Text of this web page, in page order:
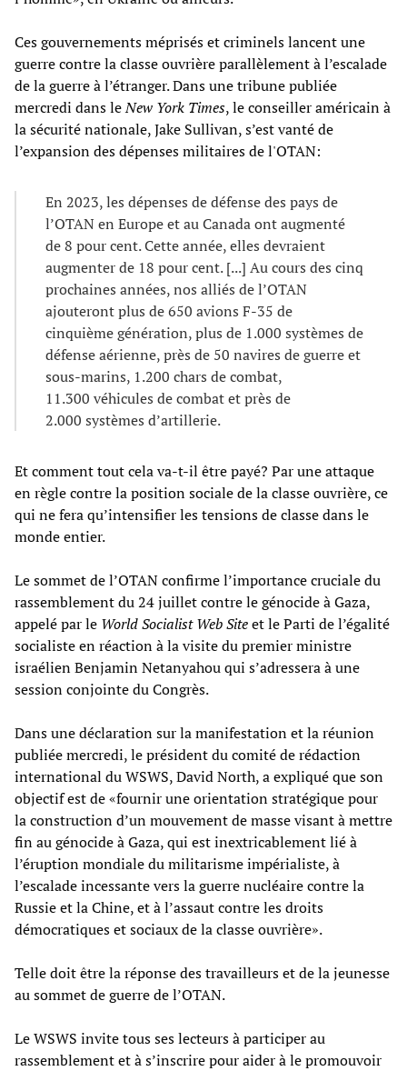
Ces gouvernements méprisés et criminels lancent une
guerre contre la classe ouvrière parallèlement à l’escalade
de la guerre à l’étranger. Dans une tribune publiée
mercredi dans leNew York Times, le conseiller américain à
la sécurité nationale, Jake Sullivan, s’est vanté de
l’expansion des dépenses militaires de l'OTAN:
En 2023, les dépenses de défense des pays de
l’OTAN en Europe et au Canada ont augmenté
de 8 pour cent. Cette année, elles devraient
augmenter de 18 pour cent. [...] Au cours des cinq
prochaines années, nos alliés de l’OTAN
ajouteront plus de 650 avions F-35 de
cinquième génération, plus de 1.000 systèmes de
défense aérienne, près de 50 navires de guerre et
sous-marins, 1.200 chars de combat,
11.300 véhicules de combat et près de
2.000 systèmes d’artillerie.
Et comment tout cela va-t-il être payé? Par une attaque
en règle contre la position sociale de la classe ouvrière, ce
qui ne fera qu’intensifier les tensions de classe dans le
monde entier.
Le sommet de l’OTAN confirme l’importance cruciale du
rassemblement du 24 juillet contre le génocide à Gaza,
appelé par le World Socialist Web Siteet le Parti de l’égalité
socialiste en réaction à la visite du premier ministre
israélien Benjamin Netanyahou qui s’adressera à une
session conjointe du Congrès.
Dans une déclaration sur la manifestation et la réunion
publiée mercredi, le président du comité de rédaction
international du WSWS, David North, a expliqué que son
objectif est de «fournir une orientation stratégique pour
la construction d’un mouvement de masse visant à mettre
fin au génocide à Gaza, qui est inextricablement lié à
l’éruption mondiale du militarisme impérialiste, à
l’escalade incessante vers la guerre nucléaire contre la
Russie et la Chine, et à l’assaut contre les droits
démocratiques et sociaux de la classe ouvrière».
Telle doit être la réponse des travailleurs et de la jeunesse
au sommet de guerre de l’OTAN.
Le WSWS invite tous ses lecteurs à participer au
rassemblement et à s’inscrire pour aider à le promouvoir